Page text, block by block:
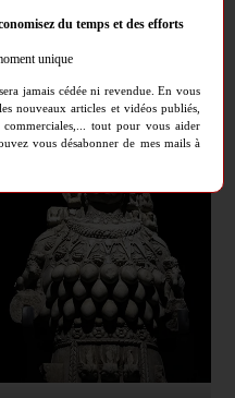
du temps et des efforts
unique
jamais cédée ni revendue. En vous
nouveaux articles et vidéos publiés,
tout pour vous aider
vous désabonner de mes mails à